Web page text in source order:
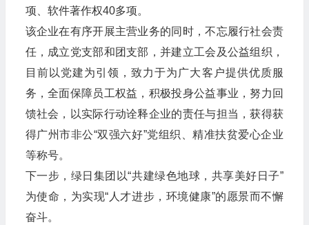
项、软件著作权40多项。
该企业在有序开展主营业务的同时，不忘履行社会责
任，成立党支部和团支部，并建立工会及公益组织，
目前以党建为引领，致力于为广大客户提供优质服
务，全面保障员工权益，积极投身公益事业，努力回
馈社会，以实际行动诠释企业的责任与担当，获得获
得广州市非公“双强六好”党组织、精准扶贫爱心企业
等称号。
下一步，绿日集团以“共建绿色地球，共享美好日子”
为使命，为实现“人才进步，环境健康”的愿景而不懈
奋斗。